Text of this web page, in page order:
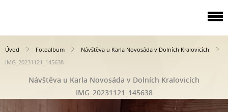
Úvod Fotoalbum
Návštěva u Karla Novosáda v Dolních Kralovicích
IMG_20231121_145638
Návštěva u Karla Novosáda v Dolních Kralovicích
IMG_20231121_145638